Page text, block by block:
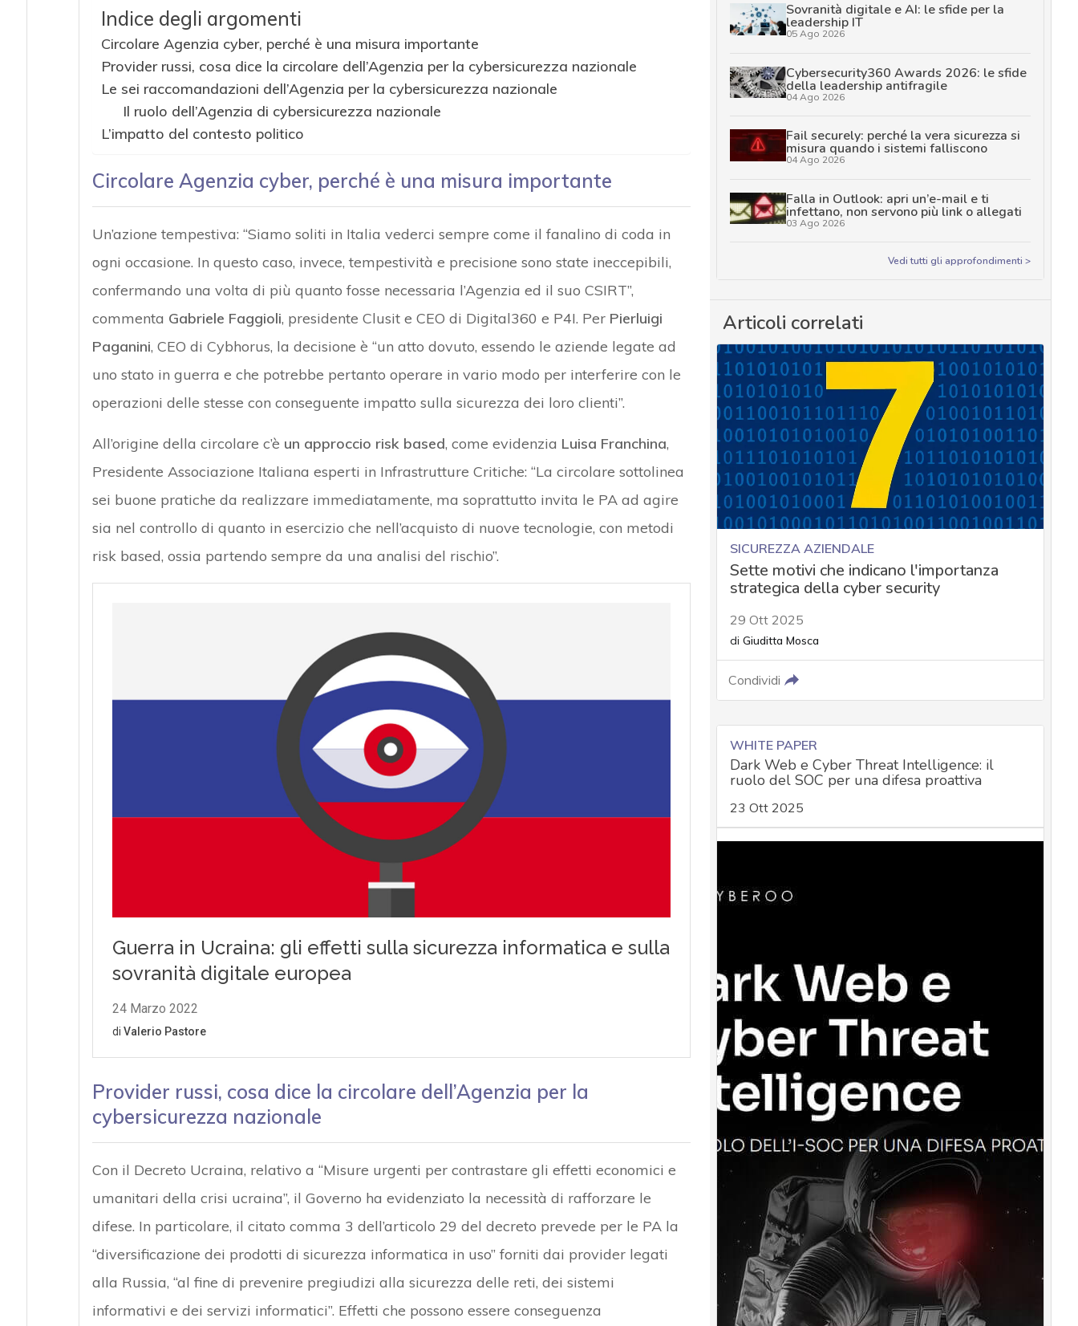
Indice degli argomenti
Circolare Agenzia cyber, perché è una misura importante
Provider russi, cosa dice la circolare dell’Agenzia per la cybersicurezza nazionale
Le sei raccomandazioni dell’Agenzia per la cybersicurezza nazionale
Il ruolo dell’Agenzia di cybersicurezza nazionale
L’impatto del contesto politico
Circolare Agenzia cyber, perché è una misura importante
Un’azione tempestiva: “Siamo soliti in Italia vederci sempre come il fanalino di coda in
ogni occasione. In questo caso, invece, tempestività e precisione sono state ineccepibili,
confermando una volta di più quanto fosse necessaria l’Agenzia ed il suo CSIRT”,
commenta Gabriele Faggioli, presidente Clusit e CEO di Digital360 e P4I. Per Pierluigi
Paganini, CEO di Cybhorus, la decisione è “un atto dovuto, essendo le aziende legate ad
uno stato in guerra e che potrebbe pertanto operare in vario modo per interferire con le
operazioni delle stesse con conseguente impatto sulla sicurezza dei loro clienti”.
All’origine della circolare c’è un approccio risk based, come evidenzia Luisa Franchina,
Presidente Associazione Italiana esperti in Infrastrutture Critiche: “La circolare sottolinea
sei buone pratiche da realizzare immediatamente, ma soprattutto invita le PA ad agire
sia nel controllo di quanto in esercizio che nell’acquisto di nuove tecnologie, con metodi
risk based, ossia partendo sempre da una analisi del rischio”.
Provider russi, cosa dice la circolare dell’Agenzia per la
cybersicurezza nazionale
Con il Decreto Ucraina, relativo a “Misure urgenti per contrastare gli effetti economici e
umanitari della crisi ucraina”, il Governo ha evidenziato la necessità di rafforzare le
difese. In particolare, il citato comma 3 dell’articolo 29 del decreto prevede per le PA la
“diversificazione dei prodotti di sicurezza informatica in uso” forniti dai provider legati
alla Russia, “al fine di prevenire pregiudizi alla sicurezza delle reti, dei sistemi
informativi e dei servizi informatici”. Effetti che possono essere conseguenza
Sovranità digitale e AI: le sfide per la
leadership IT
05 Ago 2026
Cybersecurity360 Awards 2026: le sfide
della leadership antifragile
04 Ago 2026
Fail securely: perché la vera sicurezza si
misura quando i sistemi falliscono
04 Ago 2026
Falla in Outlook: apri un’e-mail e ti
infettano, non servono più link o allegati
03 Ago 2026
Vedi tutti gli approfondimenti >
Articoli correlati
SICUREZZA AZIENDALE
Sette motivi che indicano l'importanza
strategica della cyber security
29 Ott 2025
di Giuditta Mosca
Condividi
WHITE PAPER
Dark Web e Cyber Threat Intelligence: il
ruolo del SOC per una difesa proattiva
23 Ott 2025